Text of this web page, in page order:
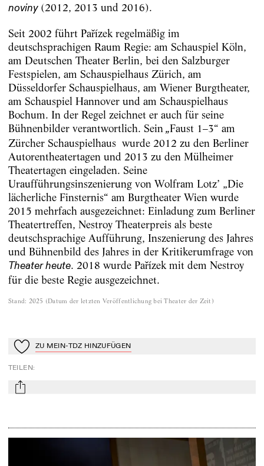
noviny(2012, 2013 und 2016).
Seit 2002 führt Pařízek regelmäßig im
deutschsprachigen Raum Regie: am Schauspiel Köln,
am Deutschen Theater Berlin, bei den Salzburger
Festspielen, am Schauspielhaus Zürich, am
Düsseldorfer Schauspielhaus, am Wiener Burgtheater,
am Schauspiel Hannover und am Schauspielhaus
Bochum. In der Regel zeichnet er auch für seine
Bühnenbilder verantwortlich. Sein „Faust 1–3“ am
Zürcher Schauspielhaus wurde 2012 zu den Berliner
Autorentheatertagen und 2013 zu den Mülheimer
Theatertagen eingeladen. Seine
Uraufführungsinszenierung von Wolfram Lotz’ „Die
lächerliche Finsternis“ am Burgtheater Wien wurde
2015 mehrfach ausgezeichnet: Einladung zum Berliner
Theatertreffen, Nestroy Theaterpreis als beste
deutschsprachige Aufführung, Inszenierung des Jahres
und Bühnenbild des Jahres in der Kritikerumfrage von
Theater heute. 2018 wurde Pařízek mit dem Nestroy
für die beste Regie ausgezeichnet.
Stand: 2025 (Datum der letzten Veröffentlichung bei Theater der Zeit )
Zu Mein-TdZ hinzufügen
ZU MEIN-TDZ HINZUFÜGEN
TEILEN:
mail